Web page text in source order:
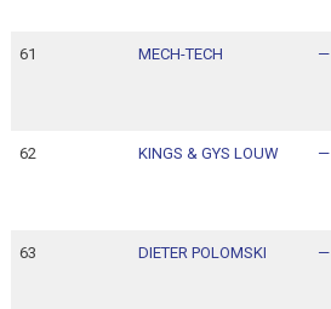
61 MECH-TECH —
62 KINGS & GYS LOUW —
63 DIETER POLOMSKI —